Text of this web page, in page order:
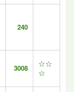
240
3008
☆☆
☆